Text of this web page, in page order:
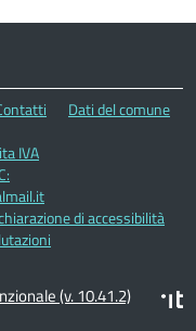
Dati del comune
IVA
di accessibilità
(v. 10.41.2)